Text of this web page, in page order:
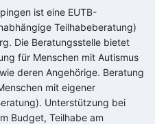
ist eine EUTB-
Teilhabeberatung)
Die Beratungsstelle bietet
für Menschen mit Autismus
deren Angehörige. Beratung
mit eigener
Unterstützung bei
Budget, Teilhabe am